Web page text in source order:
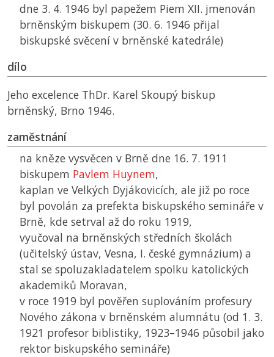
dne 3. 4. 1946 byl papežem Piem XII. jmenován
brněnským biskupem (30. 6. 1946 přijal
biskupské svěcení v brněnské katedrále)
dílo
Jeho excelence ThDr. Karel Skoupý biskup
brněnský, Brno 1946.
zaměstnání
na kněze vysvěcen v Brně dne 16. 7. 1911
biskupem Pavlem Huynem,
kaplan ve Velkých Dyjákovicích, ale již po roce
byl povolán za prefekta biskupského semináře v
Brně, kde setrval až do roku 1919,
vyučoval na brněnských středních školách
(učitelský ústav, Vesna, I. české gymnázium) a
stal se spoluzakladatelem spolku katolických
akademiků Moravan,
v roce 1919 byl pověřen suplováním profesury
Nového zákona v brněnském alumnátu (od 1. 3.
1921 profesor biblistiky, 1923–1946 působil jako
rektor biskupského semináře)